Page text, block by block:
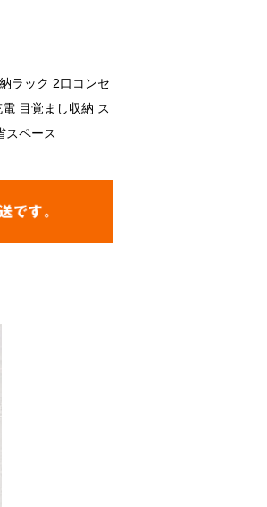
ラック 2口コンセ
目覚まし収納 ス
スペース